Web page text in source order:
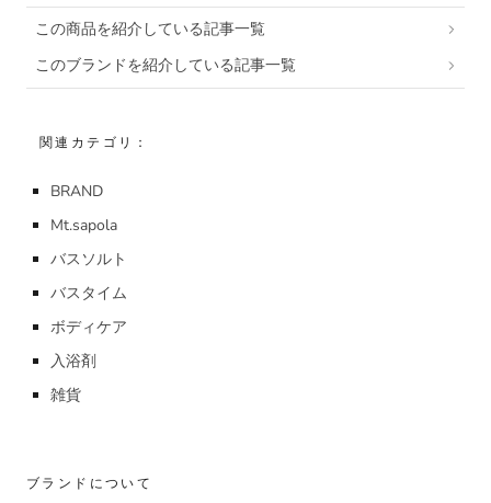
この商品を紹介している記事一覧
このブランドを紹介している記事一覧
関連カテゴリ：
BRAND
Mt.sapola
バスソルト
バスタイム
ボディケア
入浴剤
雑貨
ブランドについて